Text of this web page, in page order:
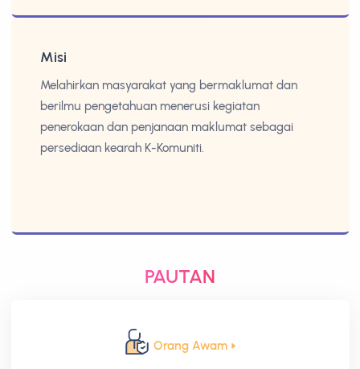
Misi
Melahirkan masyarakat yang bermaklumat dan
berilmu pengetahuan menerusi kegiatan
penerokaan dan penjanaan maklumat sebagai
persediaan kearah K-Komuniti.
PAUTAN
Orang Awam